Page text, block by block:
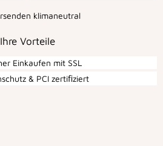
klimaneutral
Ihre Vorteile
Einkaufen mit SSL
& PCI zertiﬁziert